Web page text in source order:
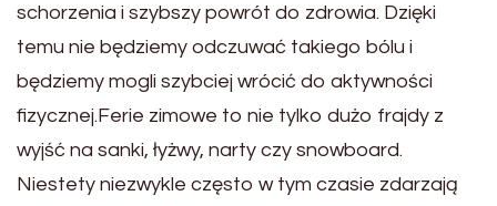
schorzenia i szybszy powrót do zdrowia. Dzięki
temu nie będziemy odczuwać takiego bólu i
będziemy mogli szybciej wrócić do aktywności
fizycznej.Ferie zimowe to nie tylko dużo frajdy z
wyjść na sanki, łyżwy, narty czy snowboard.
Niestety niezwykle często w tym czasie zdarzają